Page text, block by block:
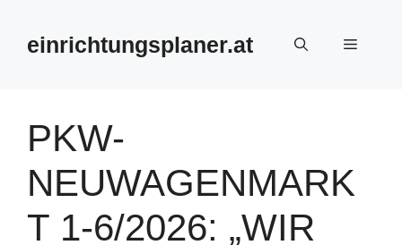
springeneinrichtungsplaner.at Menü
PKW-
NEUWAGENMARK
T 1-6/2026: „WIR